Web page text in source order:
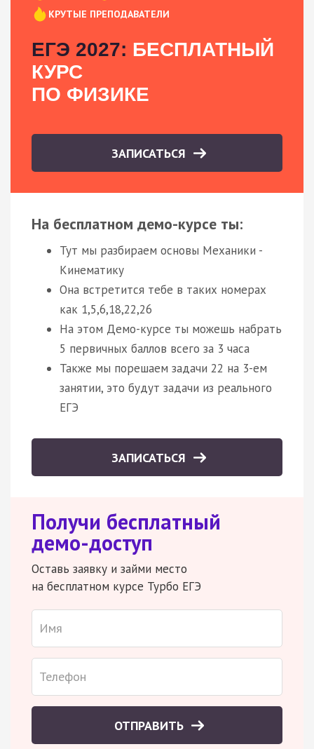
КРУТЫЕ ПРЕПОДАВАТЕЛИ
ЕГЭ 2027: БЕСПЛАТНЫЙ
КУРС
ПО ФИЗИКЕ
ЗАПИСАТЬСЯ
На бесплатном демо-курсе ты:
Тут мы разбираем основы Механики -
Кинематику
Она встретится тебе в таких номерах
как 1,5,6,18,22,26
На этом Демо-курсе ты можешь набрать
5 первичных баллов всего за 3 часа
Также мы порешаем задачи 22 на 3-ем
занятии, это будут задачи из реального
ЕГЭ
ЗАПИСАТЬСЯ
Получи бесплатный
демо-доступ
Оставь заявку и займи место
на бесплатном курсе Турбо ЕГЭ
ОТПРАВИТЬ